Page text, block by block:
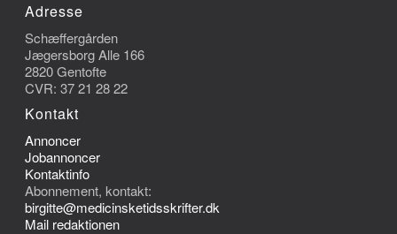
Adresse
Schæffergården
Jægersborg Alle 166
2820 Gentofte
CVR: 37 21 28 22
Kontakt
Annoncer
Jobannoncer
Kontaktinfo
Abonnement, kontakt:
birgitte@medicinsketidsskrifter.dk
Mail redaktionen